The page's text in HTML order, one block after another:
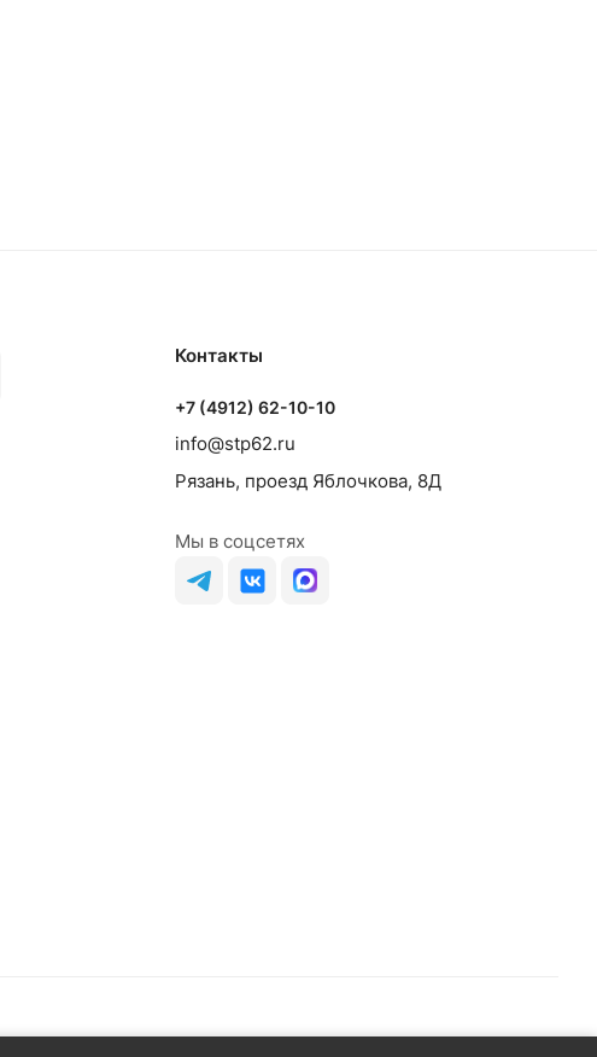
Контакты
+7 (4912) 62-10-10
info@stp62.ru
Рязань, проезд Яблочкова, 8Д
Мы в соцсетях